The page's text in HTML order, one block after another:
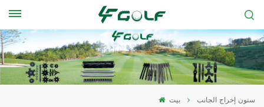
بيت سنون إخراج الجانب